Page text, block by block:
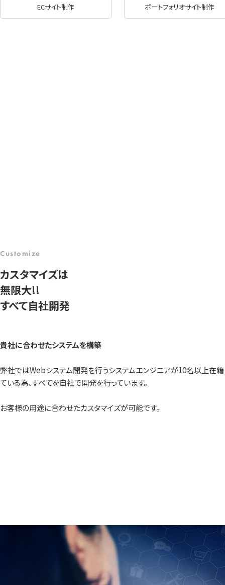
ECサイト制作 ポートフォリオサイト制作
Customize
カスタマイズは
無限大!!
すべて自社開発
貴社に合わせたシステムを構築
弊社ではWebシステム開発を行うシステムエンジニアが10名以上在
ている為、すべてを自社で開発を行っています。
お客様の用途に合わせたカスタマイズが可能です。